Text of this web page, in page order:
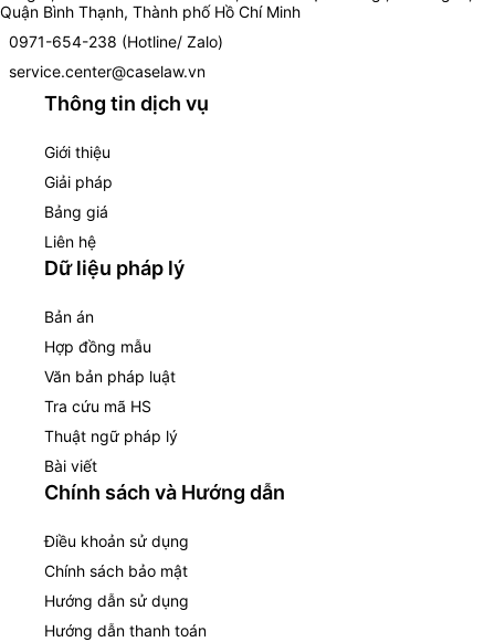
Quận Bình Thạnh, Thành phố Hồ Chí Minh
0971-654-238 (Hotline/ Zalo)
service.center@caselaw.vn
Thông tin dịch vụ
Giới thiệu
Giải pháp
Bảng giá
Liên hệ
Dữ liệu pháp lý
Bản án
Hợp đồng mẫu
Văn bản pháp luật
Tra cứu mã HS
Thuật ngữ pháp lý
Bài viết
Chính sách và Hướng dẫn
Điều khoản sử dụng
Chính sách bảo mật
Hướng dẫn sử dụng
Hướng dẫn thanh toán